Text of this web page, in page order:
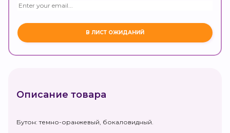
Описание товара
Бутон: темно-оранжевый, бокаловидный.